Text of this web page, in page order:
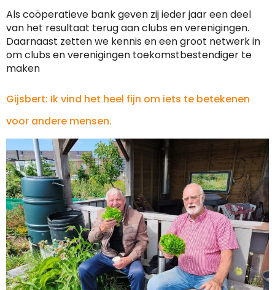
Als coöperatieve bank geven zij ieder jaar een deel
van het resultaat terug aan clubs en verenigingen.
Daarnaast zetten we kennis en een groot netwerk in
om clubs en verenigingen toekomstbestendiger te
maken
Gijsbert: Ik vind het heel fijn om iets te betekenen
voor andere mensen.